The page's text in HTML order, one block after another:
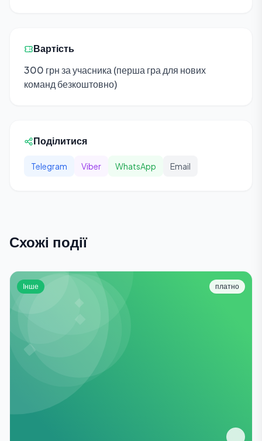
Вартість
300 грн за учасника (перша гра для нових
команд безкоштовно)
Поділитися
Telegram Viber WhatsApp Email
Схожі події
Інше платно